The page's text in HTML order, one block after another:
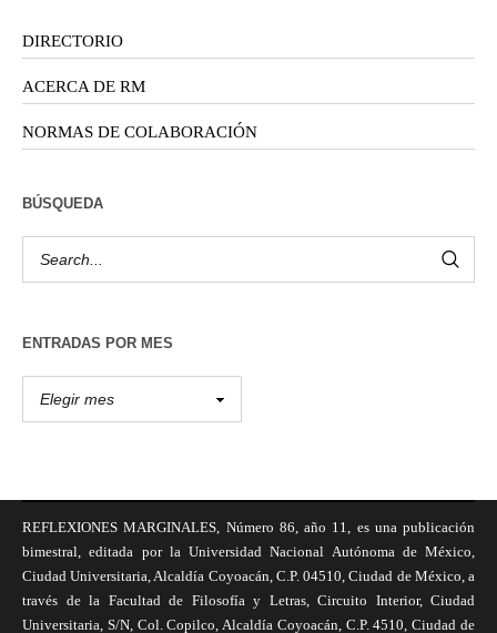
DIRECTORIO
ACERCA DE RM
NORMAS DE COLABORACIÓN
BÚSQUEDA
ENTRADAS POR MES
REFLEXIONES MARGINALES, Número 86, año 11, es una publicación
bimestral, editada por la Universidad Nacional Autónoma de México,
Ciudad Universitaria, Alcaldía Coyoacán, C.P. 04510, Ciudad de México, a
través de la Facultad de Filosofía y Letras, Circuito Interior, Ciudad
Universitaria, S/N, Col. Copilco, Alcaldía Coyoacán, C.P. 4510, Ciudad de